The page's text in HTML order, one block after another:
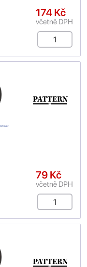
174 Kč
včetně DPH
79 Kč
včetně DPH